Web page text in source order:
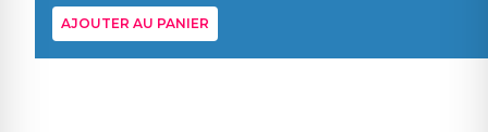
AJOUTER AU PANIER